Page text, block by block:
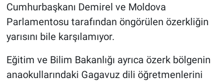
Cumhurbaşkanı Demirel ve Moldova
Parlamentosu tarafından öngörülen özerkliğin
yarısını bile karşılamıyor.
Eğitim ve Bilim Bakanlığı ayrıca özerk bölgenin
anaokullarındaki Gagavuz dili öğretmenlerini